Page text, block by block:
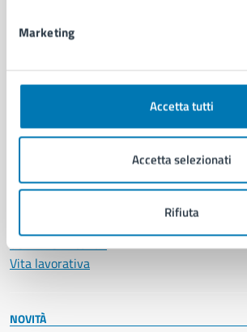
Marketing
Accetta tutti
Accetta selezionati
Rifiuta
CATEGORIE DI SERVIZIO
Anagrafe e stato civile
Cultura e tempo libero
Educazione e formazione
Giustizia e sicurezza pubblica
Servizi Cimiteriali
Vita lavorativa
NOVITÀ